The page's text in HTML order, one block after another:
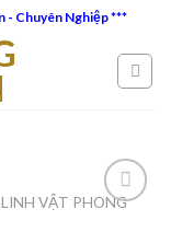
- Chuyên Nghiệp ***
LINH VẬT PHONG